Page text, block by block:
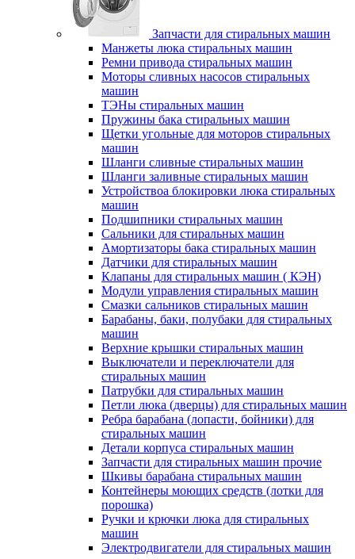
Запчасти для стиральных машин
Манжеты люка стиральных машин
Ремни привода стиральных машин
Моторы сливных насосов стиральных
машин
ТЭНы стиральных машин
Пружины бака стиральных машин
Щетки угольные для моторов стиральных
машин
Шланги сливные стиральных машин
Шланги заливные стиральных машин
Устройствоа блокировки люка стиральных
машин
Подшипники стиральных машин
Сальники для стиральных машин
Амортизаторы бака стиральных машин
Датчики для стиральных машин
Клапаны для стиральных машин ( КЭН)
Модули управления стиральных машин
Смазки сальников стиральных машин
Барабаны, баки, полубаки для стиральных
машин
Верхние крышки стиральных машин
Выключатели и переключатели для
стиральных машин
Патрубки для стиральных машин
Петли люка (дверцы) для стиральных машин
Ребра барабана (лопасти, бойники) для
стиральных машин
Детали корпуса стиральных машин
Запчасти для стиральных машин прочие
Шкивы барабана стиральных машин
Контейнеры моющих средств (лотки для
порошка)
Ручки и крючки люка для стиральных
машин
Электродвигатели для стиральных машин